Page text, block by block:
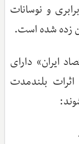
و نوسانات
زده شده است.
ایران» دارای
بلندمدت